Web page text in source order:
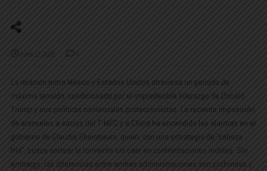
marzo 17, 2025 0
La relación entre México y Estados Unidos atraviesa un periodo de
máxima tensión, condicionado por el impredecible liderazgo de Donald
Trump y sus políticas comerciales proteccionistas. La reciente imposición
de aranceles a socios del T-MEC y a China ha encendido las alarmas en el
gobierno de Claudia Sheinbaum, quien, con una estrategia de “cabeza
fría”, busca sortear la tormenta sin caer en confrontaciones inútiles. Sin
embargo, las diferencias entre ambas administraciones son profundas y